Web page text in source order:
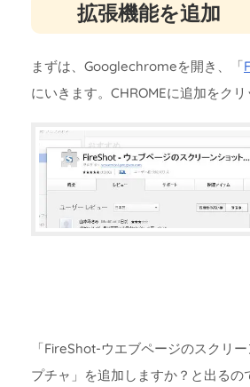
拡張機能を追加
まずは、Googlechromeを開き、「
にいきます。CHROMEに追加をクリ
「FireShot-ウエブページのスクリ
プチャ」を追加しますか？と出るの